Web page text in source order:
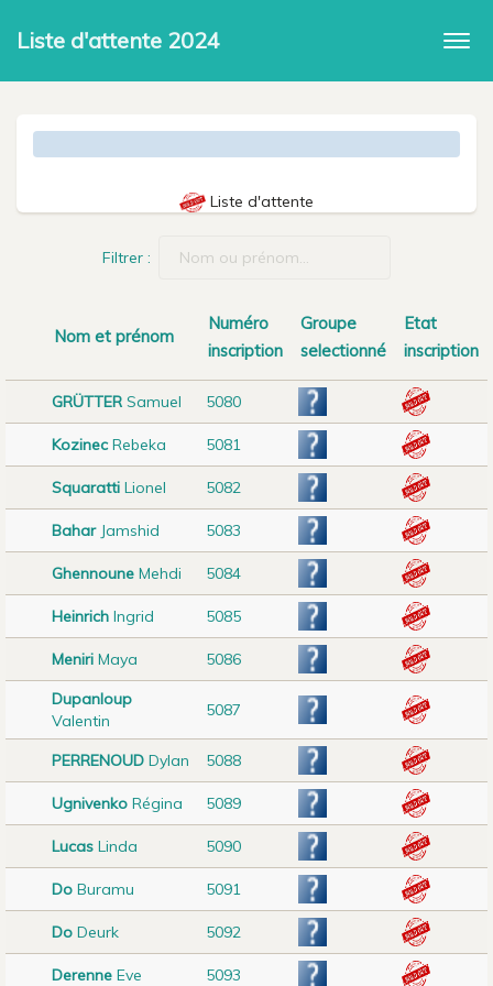
Liste d'attente 2024
Liste d'attente
Filtrer :
Nom et prénom
Numéro
inscription
Groupe
selectionné
Etat
inscription
GRÜTTER Samuel 5080
KozinecRebeka 5081
Squaratti Lionel 5082
BaharJamshid 5083
Ghennoune Mehdi 5084
Heinrich Ingrid 5085
Meniri Maya
5086
Dupanloup
Valentin
5087
PERRENOUD Dylan 5088
Ugnivenko Régina 5089
Lucas Linda 5090
Do Buramu 5091
Do Deurk 5092
Derenne Eve 5093